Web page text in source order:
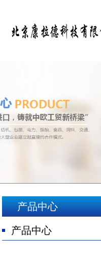
产品中心
产品中心